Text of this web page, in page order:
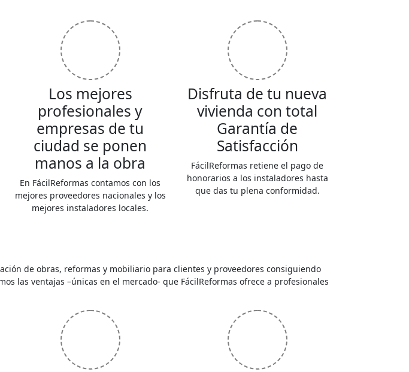
Los mejores
profesionales y
empresas de tu
ciudad se ponen
manos a la obra
En FácilReformas contamos con los
mejores proveedores nacionales y los
mejores instaladores locales.
Disfruta de tu nueva
vivienda con total
Garantía de
Satisfacción
FácilReformas retiene el pago de
honorarios a los instaladores hasta
que das tu plena conformidad.
de obras, reformas y mobiliario para clientes y proveedores consiguiendo
las ventajas –únicas en el mercado- que FácilReformas ofrece a profesionales